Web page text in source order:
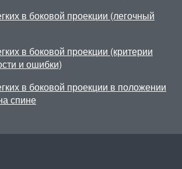
в боковой проекции (легочный
в боковой проекции (критерии
и ошибки)
в боковой проекции в положении
спине